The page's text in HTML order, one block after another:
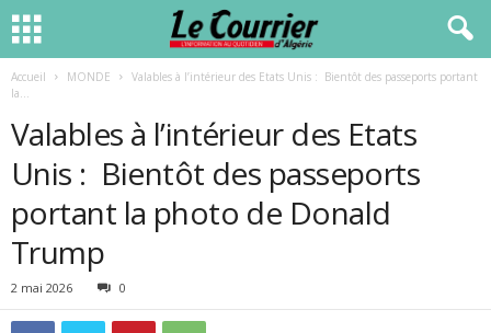
Accueil MONDE
Valables à l’intérieur des Etats Unis : Bientôt des passeports portant
la...
Valables à l’intérieur des Etats
Unis : Bientôt des passeports
portant la photo de Donald
Trump
2 mai 2026 0